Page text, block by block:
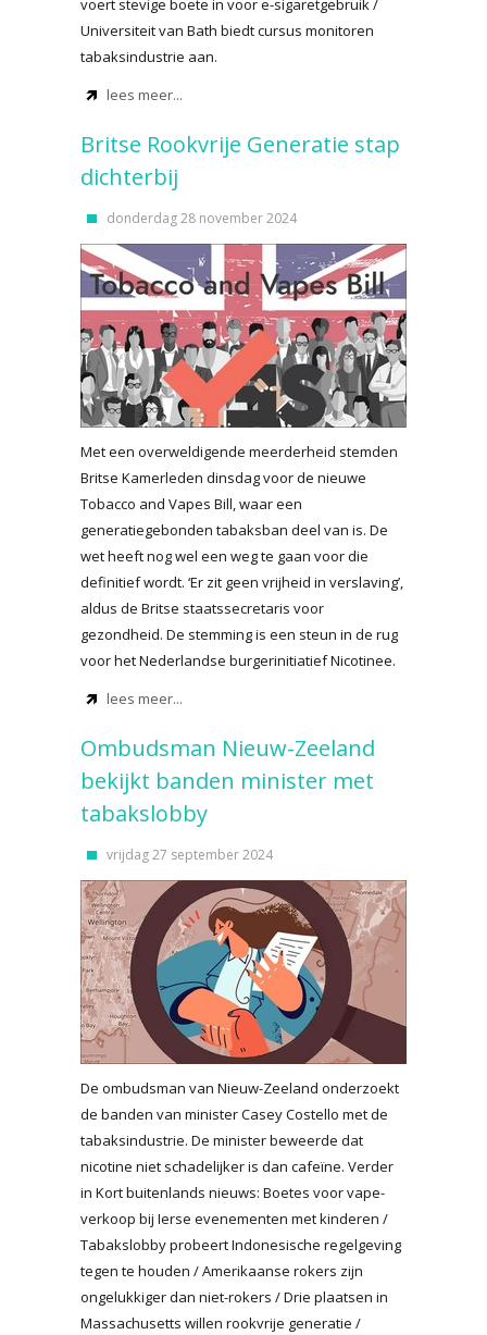
voert stevige boete in voor e-sigaretgebruik /
Universiteit van Bath biedt cursus monitoren
tabaksindustrie aan.
lees meer...
Britse Rookvrije Generatie stap
dichterbij
donderdag 28 november 2024
Met een overweldigende meerderheid stemden
Britse Kamerleden dinsdag voor de nieuwe
Tobacco and Vapes Bill, waar een
generatiegebonden tabaksban deel van is. De
wet heeft nog wel een weg te gaan voor die
definitief wordt. ‘Er zit geen vrijheid in verslaving’,
aldus de Britse staatssecretaris voor
gezondheid. De stemming is een steun in de rug
voor het Nederlandse burgerinitiatief Nicotinee.
lees meer...
Ombudsman Nieuw-Zeeland
bekijkt banden minister met
tabakslobby
vrijdag 27 september 2024
De ombudsman van Nieuw-Zeeland onderzoekt
de banden van minister Casey Costello met de
tabaksindustrie. De minister beweerde dat
nicotine niet schadelijker is dan cafeïne. Verder
in Kort buitenlands nieuws: Boetes voor vape-
verkoop bij Ierse evenementen met kinderen /
Tabakslobby probeert Indonesische regelgeving
tegen te houden / Amerikaanse rokers zijn
ongelukkiger dan niet-rokers / Drie plaatsen in
Massachusetts willen rookvrije generatie /